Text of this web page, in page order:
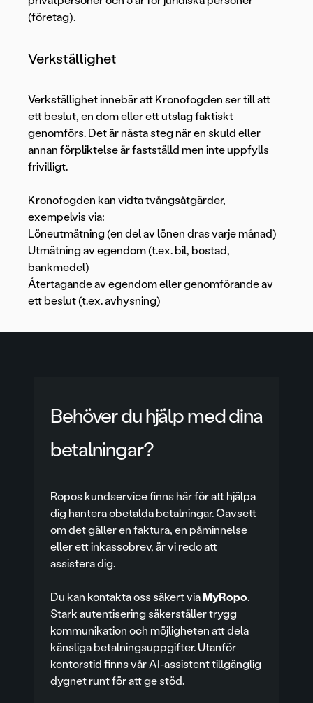
(företag).
Verkställighet
Verkställighet innebär att Kronofogden ser till att
ett beslut, en dom eller ett utslag faktiskt
genomförs. Det är nästa steg när en skuld eller
annan förpliktelse är fastställd men inte uppfylls
frivilligt.
Kronofogden kan vidta tvångsåtgärder,
exempelvis via:
Löneutmätning (en del av lönen dras varje månad)
Utmätning av egendom (t.ex. bil, bostad,
bankmedel)
Återtagande av egendom eller genomförande av
ett beslut (t.ex. avhysning)
Behöver du hjälp med dina
betalningar?
Ropos kundservice finns här för att hjälpa
dig hantera obetalda betalningar. Oavsett
om det gäller en faktura, en påminnelse
eller ett inkassobrev, är vi redo att
assistera dig.
Du kan kontakta oss säkert via MyRopo.
Stark autentisering säkerställer trygg
kommunikation och möjligheten att dela
känsliga betalningsuppgifter. Utanför
kontorstid finns vår AI-assistent tillgänglig
dygnet runt för att ge stöd.